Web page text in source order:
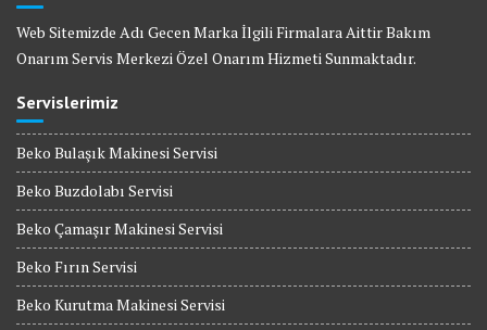
Web Sitemizde Adı Gecen Marka İlgili Firmalara Aittir Bakım
Onarım Servis Merkezi Özel Onarım Hizmeti Sunmaktadır.
Servislerimiz
Beko Bulaşık Makinesi Servisi
Beko Buzdolabı Servisi
Beko Çamaşır Makinesi Servisi
Beko Fırın Servisi
Beko Kurutma Makinesi Servisi